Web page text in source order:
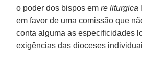
o poder dos bispos emre liturgica
em favor de uma comissão que
conta alguma as especificidades
exigências das dioceses